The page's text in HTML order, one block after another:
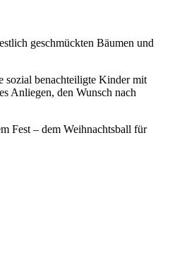
geschmückten Bäumen und
sozial benachteiligte Kinder mit
Anliegen, den Wunsch nach
Fest – dem Weihnachtsball für